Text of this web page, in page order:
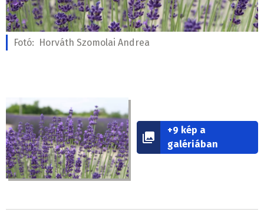
Fotó: Horváth Szomolai Andrea
+9 kép a
galériában